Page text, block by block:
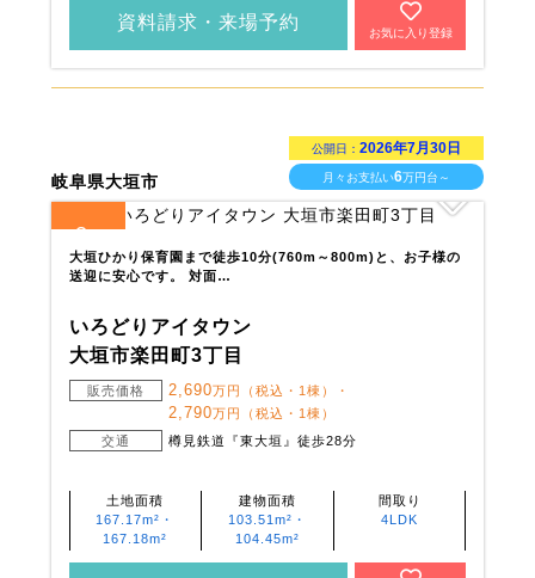
資料請求・来場予約
お気に入り登録
岐阜県大垣市
公開日：2026年7月30日
月々お支払い6万円台～
3
大垣ひかり保育園まで徒歩10分(760m～800m)と、お子様の
送迎に安心です。 対面…
いろどりアイタウン
大垣市楽田町3丁目
販売価格 2,690万円（税込・1棟）・
2,790万円（税込・1棟）
交通
樽見鉄道『東大垣』徒歩28分
土地面積
167.17m²・
167.18m²
建物面積
103.51m²・
104.45m²
間取り
4LDK